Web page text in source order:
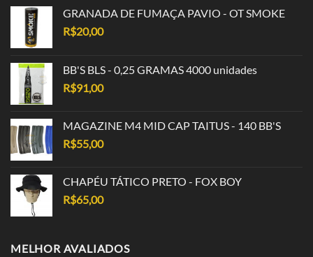
GRANADA DE FUMAÇA PAVIO - OT SMOKE
R$20,00
BB'S BLS - 0,25 GRAMAS 4000 unidades
R$91,00
MAGAZINE M4 MID CAP TAITUS - 140 BB'S
R$55,00
CHAPÉU TÁTICO PRETO - FOX BOY
R$65,00
MELHOR AVALIADOS